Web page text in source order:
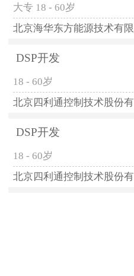
大专 18 - 60岁
北京海华东方能源技术有
DSP开发
18 - 60岁
北京四利通控制技术股份
DSP开发
18 - 60岁
北京四利通控制技术股份